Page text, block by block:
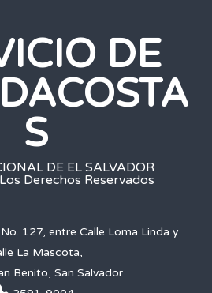
DE
S
DE EL SALVADOR
Derechos Reservados
127, entre Calle Loma Linda y
La Mascota,
Benito, San Salvador